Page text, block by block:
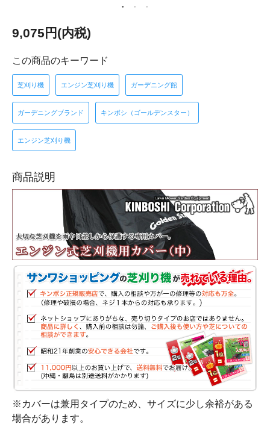
9,075円(内税)
この商品のキーワード
芝刈り機 エンジン芝刈り機 ガーデニング館
ガーデニングブランド キンボシ（ゴールデンスター）
エンジン芝刈り機
商品説明
※カバーは兼用タイプのため、サイズに少し余裕がある
場合があります。